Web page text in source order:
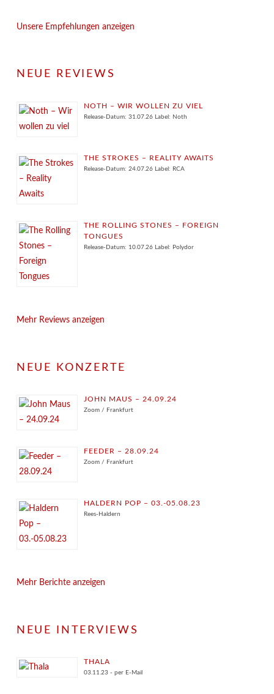
Unsere Empfehlungen anzeigen
NEUE REVIEWS
NOTH – WIR WOLLEN ZU VIEL
Release-Datum: 31.07.26 Label: Noth
THE STROKES – REALITY AWAITS
Release-Datum: 24.07.26 Label: RCA
THE ROLLING STONES – FOREIGN
TONGUES
Release-Datum: 10.07.26 Label: Polydor
Mehr Reviews anzeigen
NEUE KONZERTE
JOHN MAUS – 24.09.24
Zoom / Frankfurt
FEEDER – 28.09.24
Zoom / Frankfurt
HALDERN POP – 03.-05.08.23
Rees-Haldern
Mehr Berichte anzeigen
NEUE INTERVIEWS
THALA
03.11.23 - per E-Mail